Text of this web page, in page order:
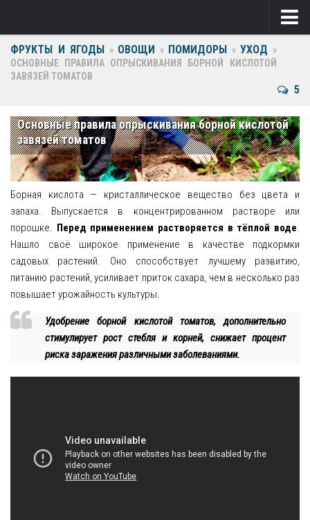
Ягоды
Виноград
Крыжовник
Малина
Фрукты
Груша
Ежевика
Слива
Яблоня
Помидоры
Цветы
ФРУКТЫ И ЯГОДЫ » ОВОЩИ » ПОМИДОРЫ » УХОД »
ОСНОВНЫЕ ПРАВИЛА ОПРЫСКИВАНИЯ БОРНОЙ КИСЛОТОЙ
ЗАВЯЗЕЙ ТОМАТОВ
5
Основные правила опрыскивания борной кислотой
завязей томатов
Борная кислота — кристаллическое вещество без цвета и
запаха. Выпускается в концентрированном растворе или
порошке. Перед применением растворяется в тёплой воде.
Нашло своё широкое применение в качестве подкормки
садовых растений. Оно способствует лучшему развитию,
питанию растений, усиливает приток сахара, чем в несколько раз
повышает урожайность культуры.
Удобрение борной кислотой томатов, дополнительно
стимулирует рост стебля и корней, снижает процент
риска заражения различными заболеваниями.